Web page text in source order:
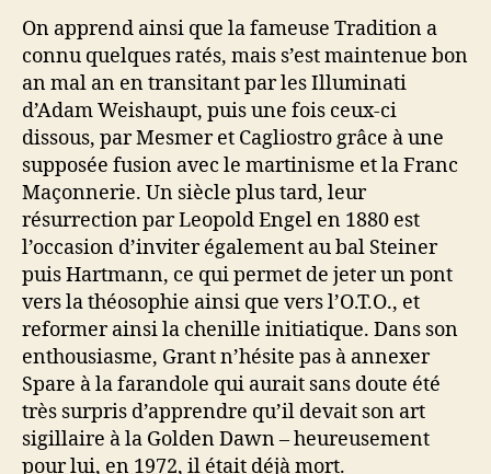
On apprend ainsi que la fameuse Tradition a
connu quelques ratés, mais s’est maintenue bon
an mal an en transitant par les Illuminati
d’Adam Weishaupt, puis une fois ceux-ci
dissous, par Mesmer et Cagliostro grâce à une
supposée fusion avec le martinisme et la Franc
Maçonnerie. Un siècle plus tard, leur
résurrection par Leopold Engel en 1880 est
l’occasion d’inviter également au bal Steiner
puis Hartmann, ce qui permet de jeter un pont
vers la théosophie ainsi que vers l’O.T.O., et
reformer ainsi la chenille initiatique. Dans son
enthousiasme, Grant n’hésite pas à annexer
Spare à la farandole qui aurait sans doute été
très surpris d’apprendre qu’il devait son art
sigillaire à la Golden Dawn – heureusement
pour lui, en 1972, il était déjà mort.